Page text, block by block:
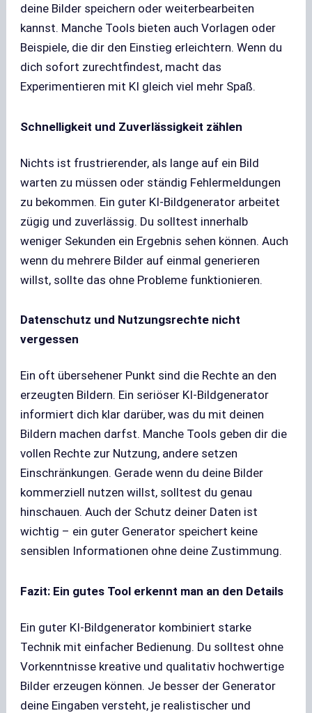
deine Bilder speichern oder weiterbearbeiten
kannst. Manche Tools bieten auch Vorlagen oder
Beispiele, die dir den Einstieg erleichtern. Wenn du
dich sofort zurechtfindest, macht das
Experimentieren mit KI gleich viel mehr Spaß.
Schnelligkeit und Zuverlässigkeit zählen
Nichts ist frustrierender, als lange auf ein Bild
warten zu müssen oder ständig Fehlermeldungen
zu bekommen. Ein guter KI-Bildgenerator arbeitet
zügig und zuverlässig. Du solltest innerhalb
weniger Sekunden ein Ergebnis sehen können. Auch
wenn du mehrere Bilder auf einmal generieren
willst, sollte das ohne Probleme funktionieren.
Datenschutz und Nutzungsrechte nicht
vergessen
Ein oft übersehener Punkt sind die Rechte an den
erzeugten Bildern. Ein seriöser KI-Bildgenerator
informiert dich klar darüber, was du mit deinen
Bildern machen darfst. Manche Tools geben dir die
vollen Rechte zur Nutzung, andere setzen
Einschränkungen. Gerade wenn du deine Bilder
kommerziell nutzen willst, solltest du genau
hinschauen. Auch der Schutz deiner Daten ist
wichtig – ein guter Generator speichert keine
sensiblen Informationen ohne deine Zustimmung.
Fazit: Ein gutes Tool erkennt man an den Details
Ein guter KI-Bildgenerator kombiniert starke
Technik mit einfacher Bedienung. Du solltest ohne
Vorkenntnisse kreative und qualitativ hochwertige
Bilder erzeugen können. Je besser der Generator
deine Eingaben versteht, je realistischer und